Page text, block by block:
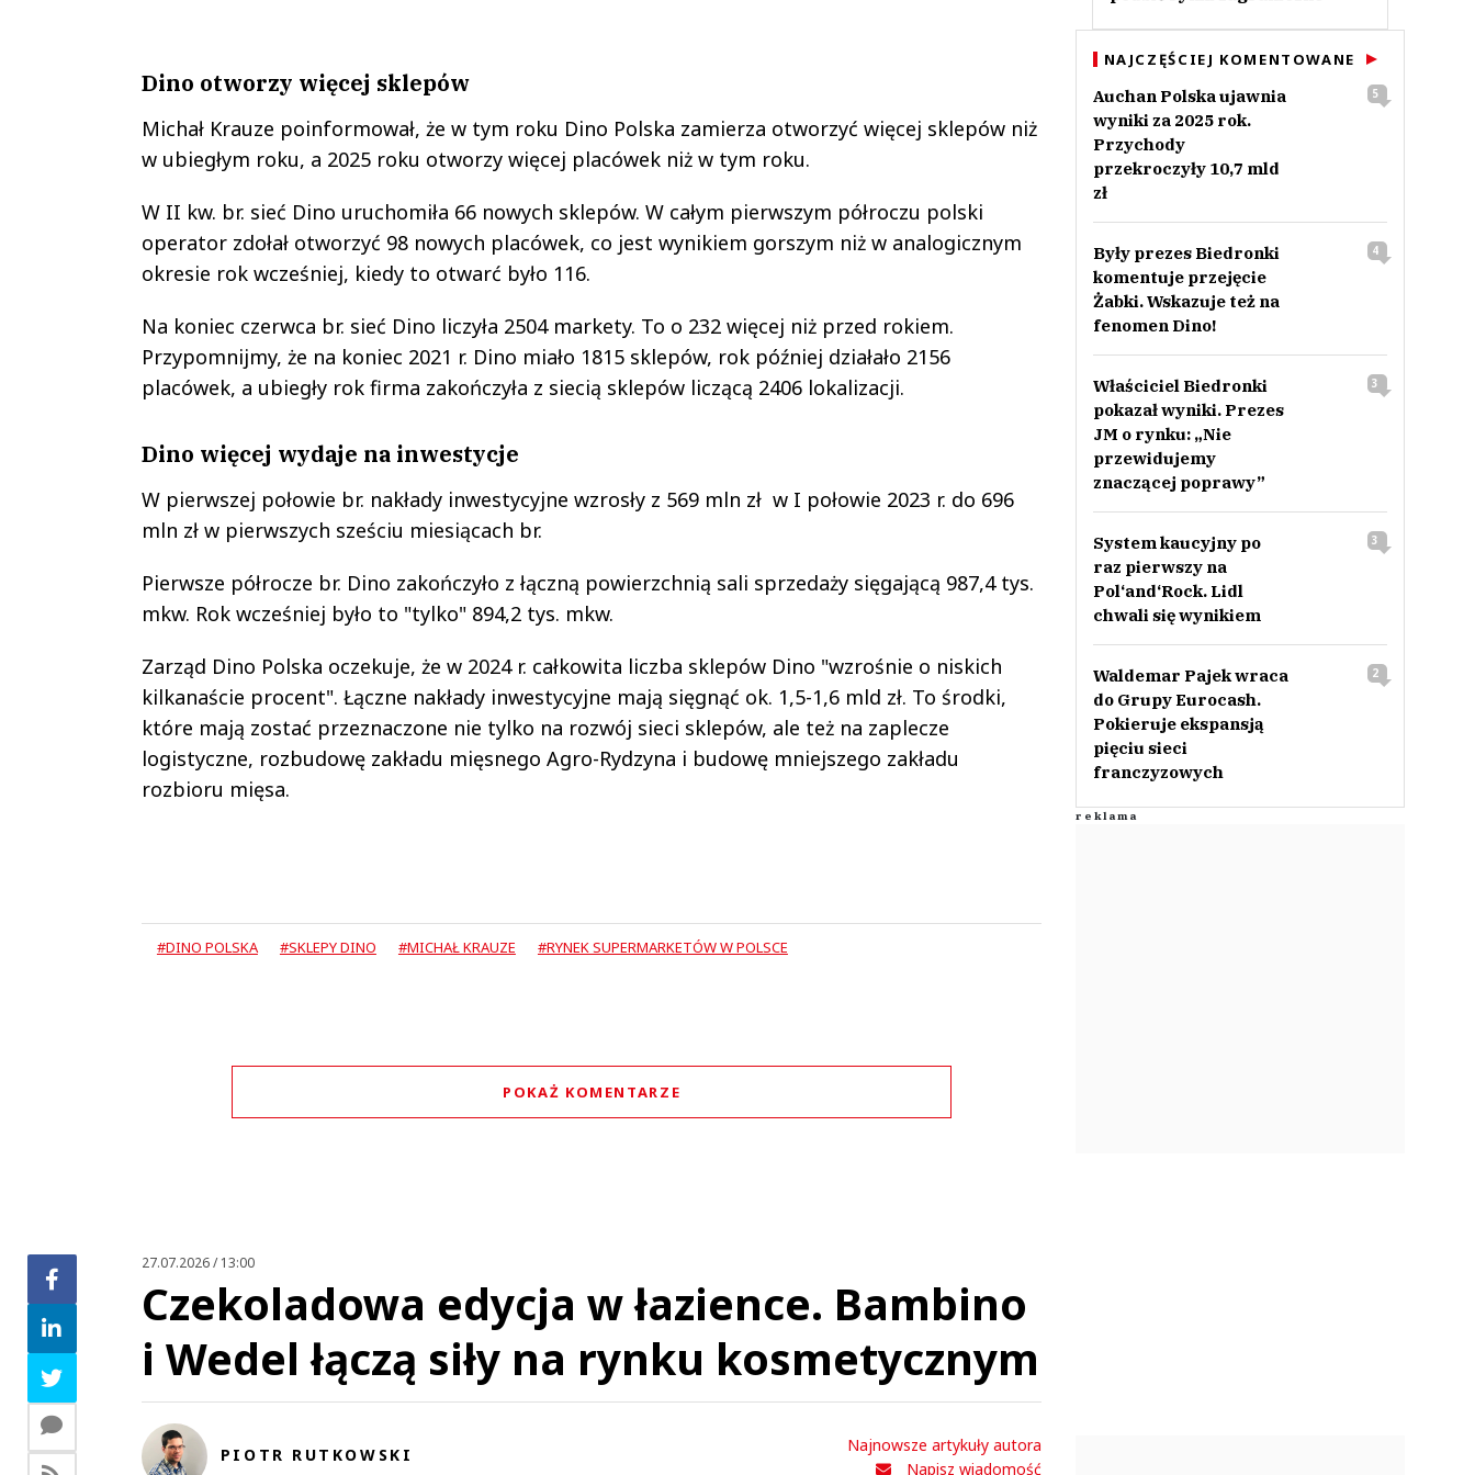
Dino otworzy więcej sklepów
Michał Krauze poinformował, że w tym roku Dino Polska zamierza otworzyć więcej sklepów niż
w ubiegłym roku, a 2025 roku otworzy więcej placówek niż w tym roku.
W II kw. br. sieć Dino uruchomiła 66 nowych sklepów. W całym pierwszym półroczu polski
operator zdołał otworzyć 98 nowych placówek, co jest wynikiem gorszym niż w analogicznym
okresie rok wcześniej, kiedy to otwarć było 116.
Na koniec czerwca br. sieć Dino liczyła 2504 markety. To o 232 więcej niż przed rokiem.
Przypomnijmy, że na koniec 2021 r. Dino miało 1815 sklepów, rok później działało 2156
placówek, a ubiegły rok firma zakończyła z siecią sklepów liczącą 2406 lokalizacji.
Dino więcej wydaje na inwestycje
W pierwszej połowie br. nakłady inwestycyjne wzrosły z 569 mln zł w I połowie 2023 r. do 696
mln zł w pierwszych sześciu miesiącach br.
Pierwsze półrocze br. Dino zakończyło z łączną powierzchnią sali sprzedaży sięgającą 987,4 tys.
mkw. Rok wcześniej było to "tylko" 894,2 tys. mkw.
Zarząd Dino Polska oczekuje, że w 2024 r. całkowita liczba sklepów Dino "wzrośnie o niskich
kilkanaście procent". Łączne nakłady inwestycyjne mają sięgnąć ok. 1,5-1,6 mld zł. To środki,
które mają zostać przeznaczone nie tylko na rozwój sieci sklepów, ale też na zaplecze
logistyczne, rozbudowę zakładu mięsnego Agro-Rydzyna i budowę mniejszego zakładu
rozbioru mięsa.
#DINO POLSKA #SKLEPY DINO #MICHAŁ KRAUZE #RYNEK SUPERMARKETÓW W POLSCE
POKAŻ KOMENTARZE
Anuluj
Prześlij komentarz
NAJCZĘŚCIEJ KOMENTOWANE
Auchan Polska ujawnia
wyniki za 2025 rok.
Przychody
przekroczyły 10,7 mld
zł
5
Były prezes Biedronki
komentuje przejęcie
Żabki. Wskazuje też na
fenomen Dino!
4
Właściciel Biedronki
pokazał wyniki. Prezes
JM o rynku: „Nie
przewidujemy
znaczącej poprawy”
3
System kaucyjny po
raz pierwszy na
Pol‘and‘Rock. Lidl
chwali się wynikiem
3
Waldemar Pajek wraca
do Grupy Eurocash.
Pokieruje ekspansją
pięciu sieci
franczyzowych
2
27.07.2026 / 13:00
Czekoladowa edycja w łazience. Bambino
i Wedel łączą siły na rynku kosmetycznym
PIOTR RUTKOWSKI
Najnowsze artykuły autora
Napisz wiadomość